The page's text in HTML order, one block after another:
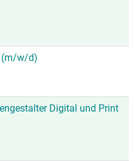
(m/w/d)
Digital und Print